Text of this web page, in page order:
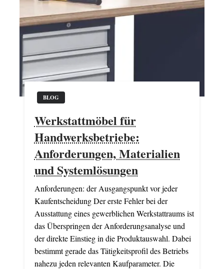
BLOG
Werkstattmöbel für
Handwerksbetriebe:
Anforderungen, Materialien
und Systemlösungen
Anforderungen: der Ausgangspunkt vor jeder
Kaufentscheidung Der erste Fehler bei der
Ausstattung eines gewerblichen Werkstattraums ist
das Überspringen der Anforderungsanalyse und
der direkte Einstieg in die Produktauswahl. Dabei
bestimmt gerade das Tätigkeitsprofil des Betriebs
nahezu jeden relevanten Kaufparameter. Die